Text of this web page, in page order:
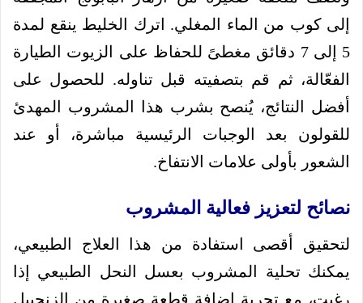
إلى كوب من الماء المغلي. اترك الخليط ينقع لمدة
5 إلى 7 دقائق مغطىً للحفاظ على الزيوت الطيارة
الفعّالة، ثم قم بتصفيته قبل تناوله. للحصول على
أفضل النتائج، يُنصح بشرب هذا المشروب المهدئ
للقولون بعد الوجبات الرئيسية مباشرة، أو عند
الشعور بأولى علامات الانتفاخ.
نصائح لتعزيز فعالية المشروب
لتحقيق أقصى استفادة من هذا العلاج الطبيعي،
يمكنك تحلية المشروب بعسل النحل الطبيعي إذا
رغبت، مع تجربة إضافة قطعة صغيرة من الزنجبيل